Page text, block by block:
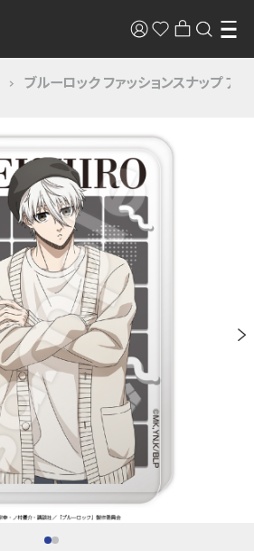
ブルーロック ファッションスナップ